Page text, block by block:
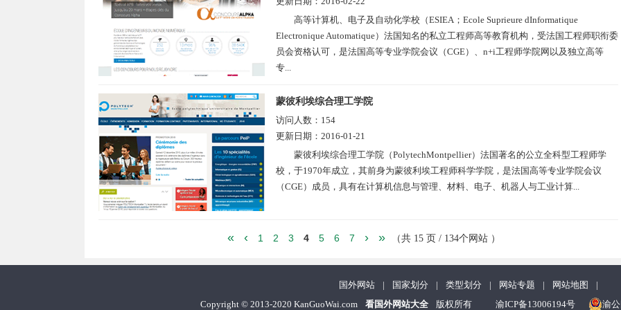
高等计算机、电子及自动化学校（ESIEA；Ecole Suprieure dInformatique
Electronique Automatique）法国知名的私立工程师高等教育机构，受法国工程师职衔委
员会资格认可，是法国高等专业学院会议（CGE）、n+i工程师学院网以及独立高等
专...
蒙彼利埃综合理工学院
访问人数： 154
更新日期： 2016-01-21
蒙彼利埃综合理工学院（PolytechMontpellier）法国著名的公立全科型工程师学
校，于1970年成立，其前身为蒙彼利埃工程师科学学院，是法国高等专业学院会议
（CGE）成员，具有在计算机信息与管理、材料、电子、机器人与工业计算...
« ‹ 1 2 3 4 5 6 7 › » （共 15 页 / 134个网站 ）
国外网站 | 国家划分 | 类型划分 | 网站专题 | 网站地图
|
Copyright ©2013-2020 KanGuoWai.com 看国外网站大全 版权所有 渝ICP备13006194号 渝